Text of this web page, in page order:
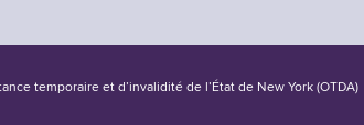
temporaire et d’invalidité de l’État de New York (OTDA)